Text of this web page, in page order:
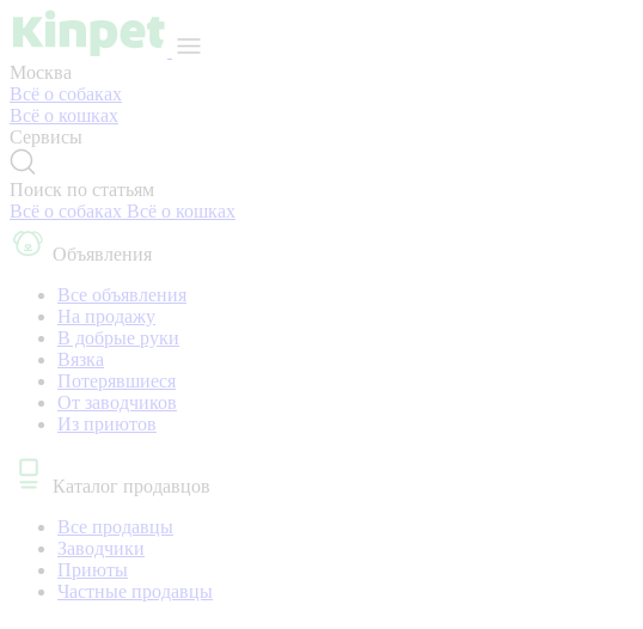
Москва
Всё о собаках
Всё о кошках
Сервисы
Поиск по статьям
Всё о собаках Всё о кошках
Объявления
Все объявления
На продажу
В добрые руки
Вязка
Потерявшиеся
От заводчиков
Из приютов
Каталог продавцов
Все продавцы
Заводчики
Приюты
Частные продавцы